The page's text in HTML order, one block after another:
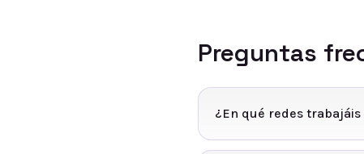
Preguntas
¿En qué redes